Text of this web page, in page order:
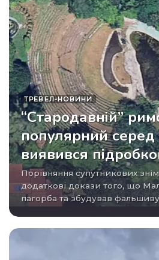
ТРЕВЕЛ-НОВИНИ
“Стародавній”
популярний серед
виявився
Порівняння супутникових знімків надало
додаткові докази того, що
пагорба та збудував